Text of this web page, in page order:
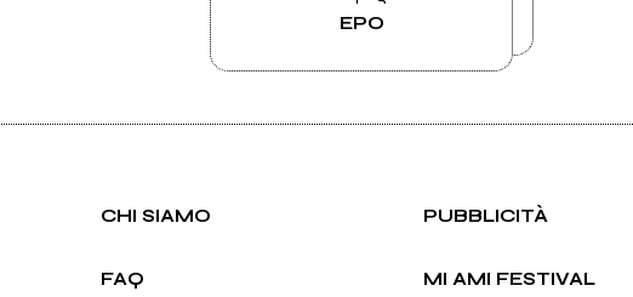
EPO
CHI SIAMO PUBBLICITÀ
FAQ MI AMI FESTIVAL